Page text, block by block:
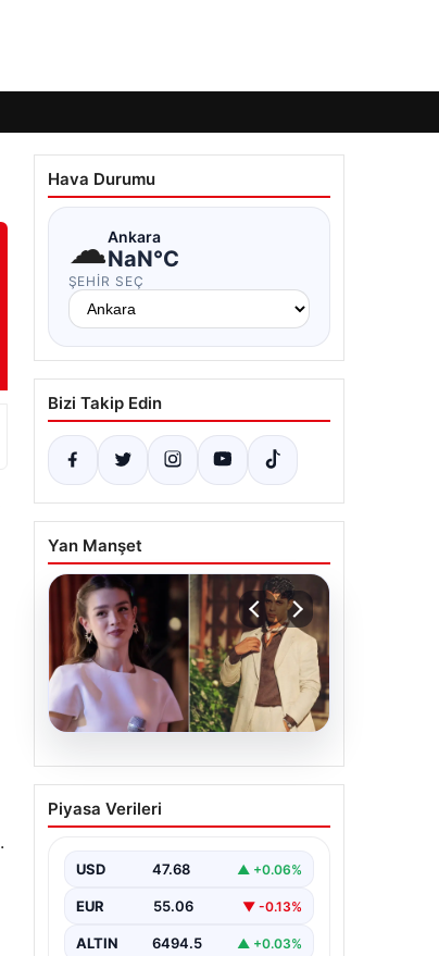
Hava Durumu
☁Ankara
NaN°C
ŞEHIR SEÇ
Bizi Takip Edin
Yan Manşet
05.08.2026
‘Yeraltı’ dizisinde şok
olay! Babası suç
‘Kızımla reşit olmadığı
halde…’
Piyasa Verileri
USD 47.68 ▲ +0.06%
EUR 55.06 ▼ -0.13%
ALTIN 6494.5 ▲ +0.03%